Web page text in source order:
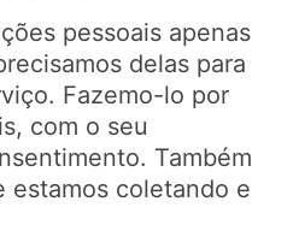
pessoais apenas
delas para
Fazemo-lo por
com o seu
Também
estamos coletando e